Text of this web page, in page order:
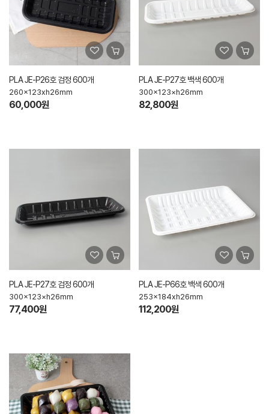
PLA JE-P26호 검정 600개
260x123xh26mm
60,000원
PLA JE-P27호 백색 600개
300×123×h26mm
82,800원
PLA JE-P27호 검정 600개
300×123×h26mm
77,400원
PLA JE-P66호 백색 600개
253x184xh26mm
112,200원